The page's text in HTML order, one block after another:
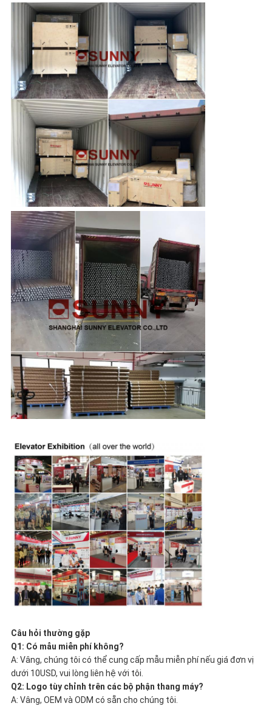
Câu hỏi thường gặp
Q1: Có mẫu miễn phí không?
A: Vâng, chúng tôi có thể cung cấp mẫu miễn phí nếu giá đơn vị
dưới 10USD, vui lòng liên hệ với tôi.
Q2: Logo tùy chỉnh trên các bộ phận thang máy?
A: Vâng, OEM và ODM có sẵn cho chúng tôi.